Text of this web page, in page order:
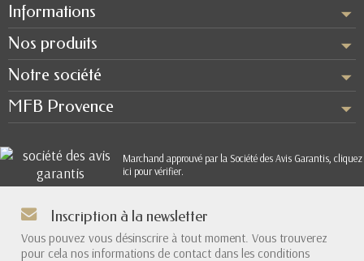
Informations
Nos produits
Notre société
MFB Provence
Marchand approuvé par la Société des Avis Garantis, cliquez
ici pour vérifier.
Inscription à la newsletter
Vous pouvez vous désinscrire à tout moment. Vous trouverez
pour cela nos informations de contact dans les conditions